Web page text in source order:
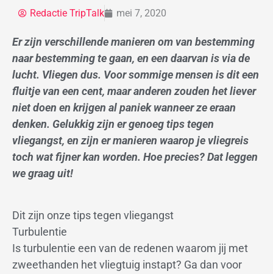
Redactie TripTalk mei 7, 2020
Er zijn verschillende manieren om van bestemming
naar bestemming te gaan, en een daarvan is via de
lucht. Vliegen dus. Voor sommige mensen is dit een
fluitje van een cent, maar anderen zouden het liever
niet doen en krijgen al paniek wanneer ze eraan
denken. Gelukkig zijn er genoeg tips tegen
vliegangst, en zijn er manieren waarop je vliegreis
toch wat fijner kan worden. Hoe precies? Dat leggen
we graag uit!
Dit zijn onze tips tegen vliegangst
Turbulentie
Is turbulentie een van de redenen waarom jij met
zweethanden het vliegtuig instapt? Ga dan voor